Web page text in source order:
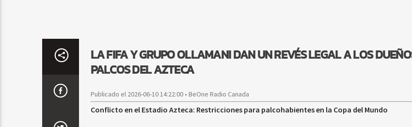
LA FIFA Y GRUPO OLLAMANI DAN UN REVÉS LEGAL A LOS
PALCOS DEL AZTECA
Publicado el 2026-06-10 14:22:00 • BeOne Radio Canada
Conflicto en el Estadio Azteca: Restricciones para palcohabientes en la Copa del Mundo